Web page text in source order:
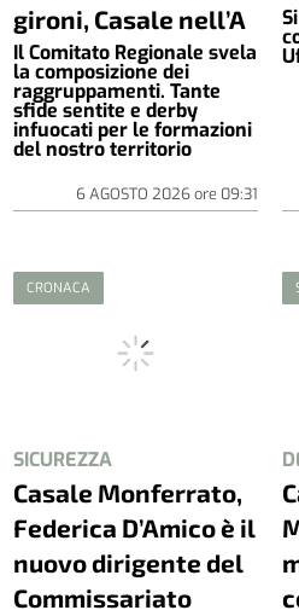
gironi, Casale nell’A
Il Comitato Regionale svela
la composizione dei
raggruppamenti. Tante
sfide sentite e derby
infuocati per le formazioni
del nostro territorio
6 AGOSTO 2026ore 09:31
CRONACA
SICUREZZA
Casale Monferrato,
Federica D’Amico è il
nuovo dirigente del
Commissariato